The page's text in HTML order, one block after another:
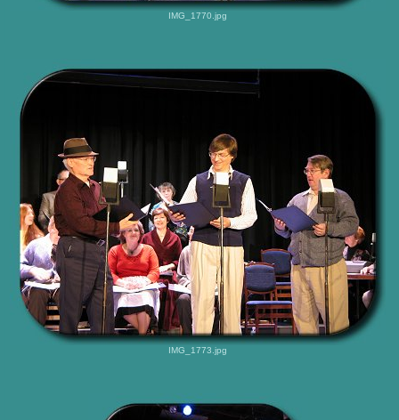
IMG_1770.jpg
IMG_1773.jpg